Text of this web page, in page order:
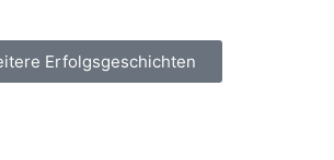
Erfolgsgeschichten